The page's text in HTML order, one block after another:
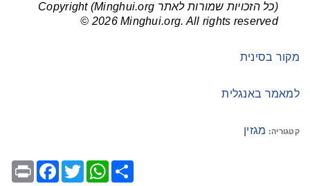
(כל הזכויות שמורות לאתר Minghui.org) Copyright
© 2026 Minghui.org. All rights reserved
מקור בסינית
למאמר באנגלית
קטגוריה: מגזין
Print
FacebookTwitter
WhatsAppShare